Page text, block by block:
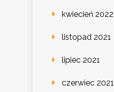
kwiecień 2022
listopad 2021
lipiec 2021
czerwiec 2021